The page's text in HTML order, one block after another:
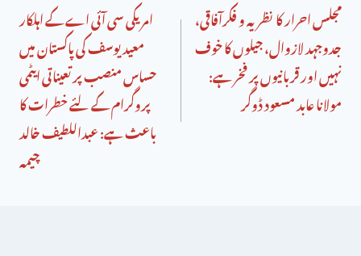
مجلس احرار کا نظریہ و فکرآفاقی،
جدوجہد لازوال، جیلوں کا خوف
نہیں اور قربانیوں پر فخر ہے:
مولانا عابد مسعود ڈوگر
امریکی سی آئی اے کے اہلکار
معید یوسف کی پاکستان میں
حساس منصب پر تعیناتی ایٹمی
پروگرام کے لئے خطرات کا
باعث ہے: عبداللطیف خالد
چیمہ